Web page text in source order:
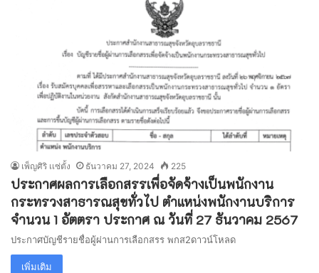
เพ็ญศิริ เเซ่ตั้ง ธันวาคม 27, 2024 225
ประกาศผลการเลือกสรรเพื่อจัดจ้างเป็นพนักงาน
กระทรวงสาธารณสุขทั่วไป ตำแหน่งพนักงานบริการ
จำนวน 1 อัตตรา ประกาศ ณ วันที่ 27 ธันวาคม 2567
ประกาศบัญชีรายชื่อผู้ผ่านการเลือกสรร พกส2ดาวน์โหลด
เพิ่มเติม